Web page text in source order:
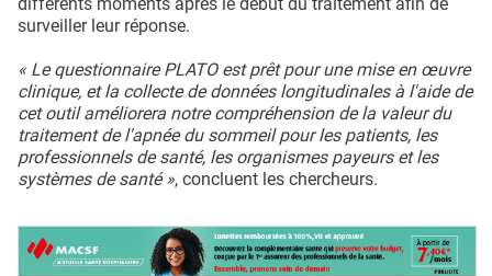
surveiller leur réponse.
« Le questionnaire PLATO est prêt pour une mise en œuvre
clinique, et la collecte de données longitudinales à l'aide de
cet outil améliorera notre compréhension de la valeur du
traitement de l'apnée du sommeil pour les patients, les
professionnels de santé, les organismes payeurs et les
systèmes de santé », concluent les chercheurs.